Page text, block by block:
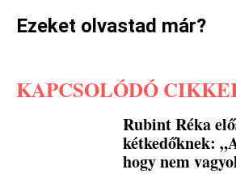
Ezeket olvastad már?
KAPCSOLÓDÓ
Rubint Réka
kétkedőknek:
hogy nem